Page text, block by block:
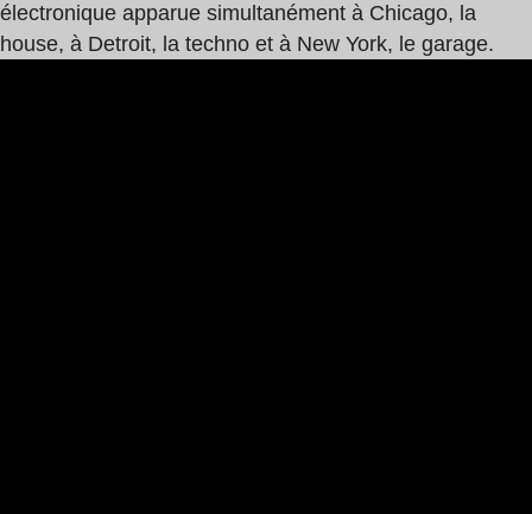
électronique apparue simultanément à Chicago, la
house, à Detroit, la techno et à New York, le garage.